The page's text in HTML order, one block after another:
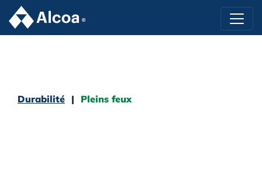
Durabilité Pleins feux